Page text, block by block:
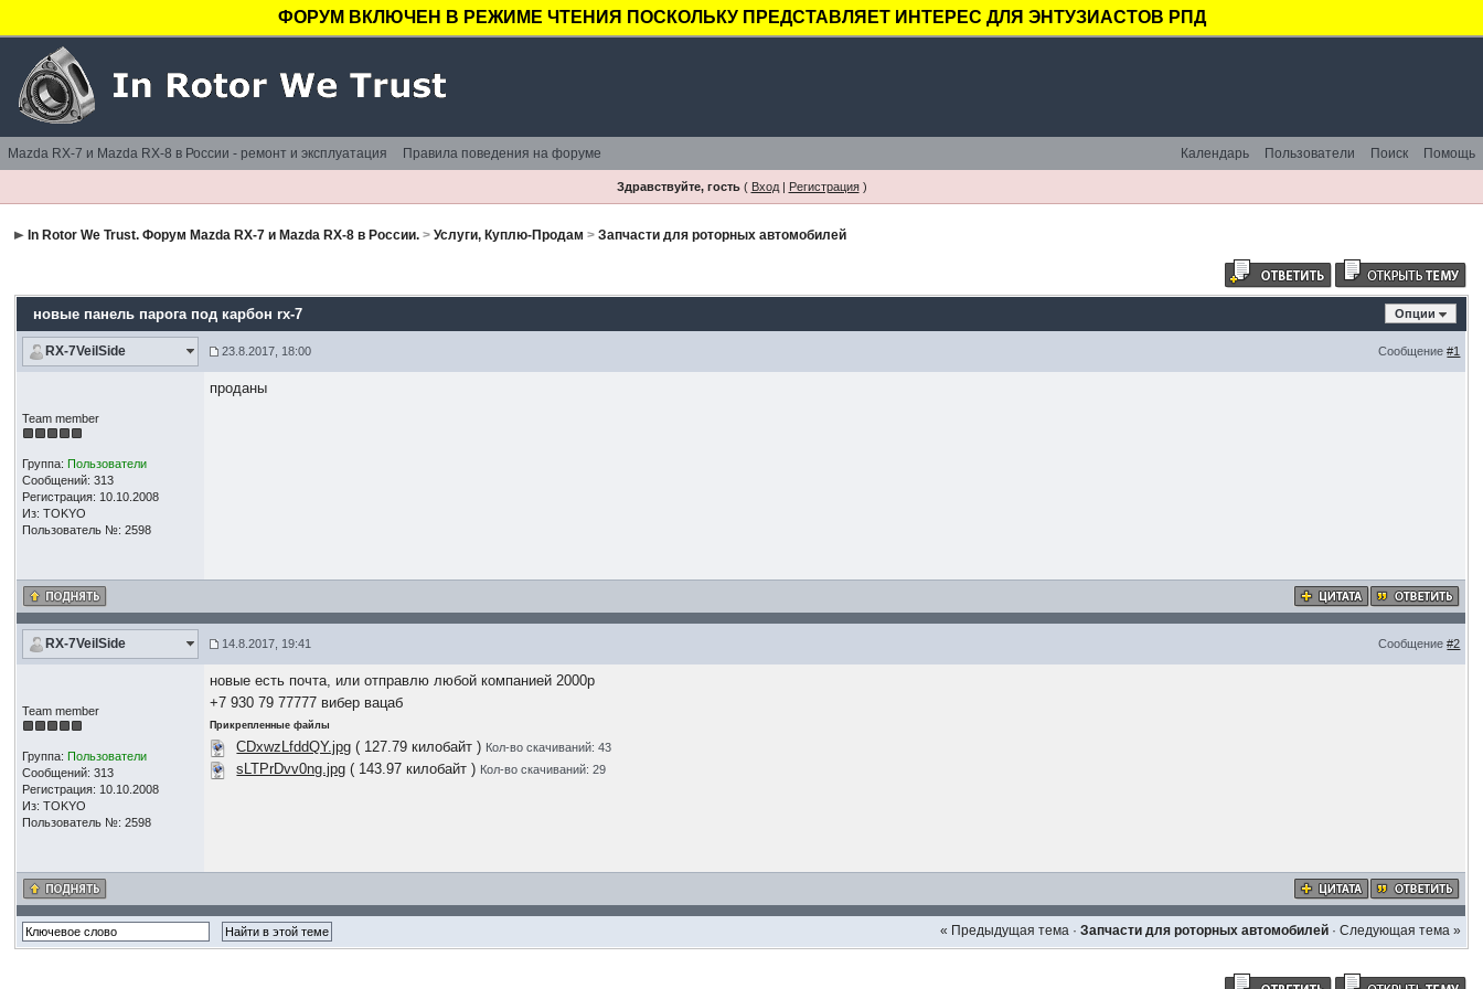
ФОРУМ ВКЛЮЧЕН В РЕЖИМЕ ЧТЕНИЯ ПОСКОЛЬКУ ПРЕДСТАВЛЯЕТ ИНТЕРЕС ДЛЯ ЭНТУЗИАСТОВ РПД
Mazda RX-7 и Mazda RX-8 в России - ремонт и эксплуатация Правила поведения на форуме Помощь
Поиск
Пользователи
Календарь
Здравствуйте, гость( Вход| Регистрация)
In Rotor We Trust. Форум Mazda RX-7 и Mazda RX-8 в России. >Услуги, Куплю-Продам >Запчасти для роторных автомобилей
новые панель парога под карбон rx-7 Опции
RX-7VeilSide 23.8.2017, 18:00 Сообщение#1
Team member
Группа:Пользователи
Сообщений: 313
Регистрация: 10.10.2008
Из: TOKYO
Пользователь №: 2598
проданы
RX-7VeilSide 14.8.2017, 19:41 Сообщение#2
Team member
Группа:Пользователи
Сообщений: 313
Регистрация: 10.10.2008
Из: TOKYO
Пользователь №: 2598
новые есть почта, или отправлю любой компанией 2000р
+7 930 79 77777 вибер вацаб
Прикрепленные файлы
CDxwzLfddQY.jpg ( 127.79 килобайт ) Кол-во скачиваний: 43
sLTPrDvv0ng.jpg ( 143.97 килобайт ) Кол-во скачиваний: 29
« Предыдущая тема· Запчасти для роторных автомобилей· Следующая тема »